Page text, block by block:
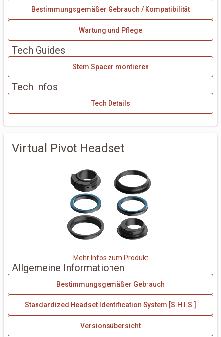
Bestimmungsgemäßer Gebrauch / Kompatibilität
Wartung und Pflege
Tech Guides
Stem Spacer montieren
Tech Infos
Tech Details
Virtual Pivot Headset
Mehr Infos zum Produkt
Allgemeine Informationen
Bestimmungsgemäßer Gebrauch
Standardized Headset Identification System [S.H.I.S.]
Versionsübersicht